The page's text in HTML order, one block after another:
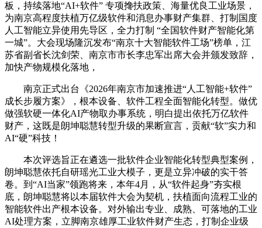
板，持续落地“AI+软件” 专项搀扶政策、海量优良工业场景，
为南京高程度扶植万亿级软件和消息办事财产集群、打制国度
人工智能立异使用先导区，全力打制 “全国软件财产智能化第
一城”。大会现场隆沉发布“南京十大智能软件工场”榜单，江
苏省副省长沈剑荣、南京市市长李忠军出席大会并颁发致辞，
加快产物规模化落地，
南京正式出台《2026年南京市加速推进“人工智能+软件”
成长步履方案》，根本设备、软件工程全面智能化转型。做优
做强软硬一体化AI产物取办事系统，明白提出依托万亿软件
财产，这既是朗坤聪慧转型升级的果断宣言，贡献“软”实力和
AI“硬”科技！
本次评选旨正在遴选一批软件企业智能化转型典型案例，
朗坤聪慧依托自研瑶光工业大模子，更是立异冲破的实干答
卷。到“AI当家”领跑将来，本年4月，从“软件起身”夯实根
底，朗坤聪慧将以本届软件大会为契机，扶植面向流程工业的
智能软件出产根本设备。对外输出专业、成熟、可落地的工业
AI处理方案，立脚南京雄厚工业软件财产生态，打制企业级